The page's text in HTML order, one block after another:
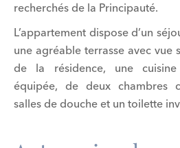
recherchés de la Principauté.
L’appartement dispose d’un
une agréable terrasse avec vue
de la résidence, une
équipée, de deux chambres
salles de douche et un toilette